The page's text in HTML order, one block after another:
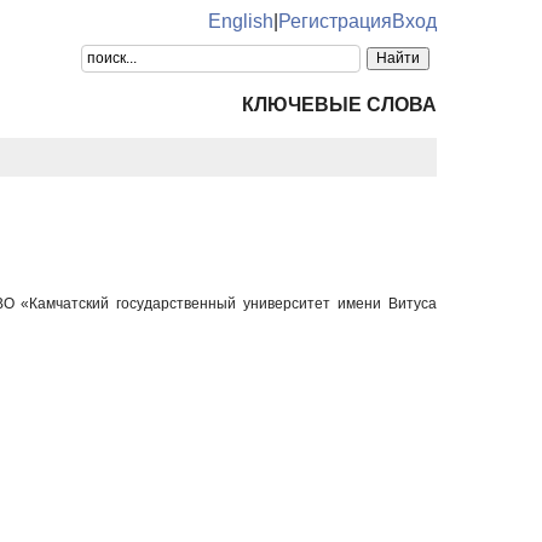
English РегистрацияВход
КЛЮЧЕВЫЕ СЛОВА
«Камчатский государственный университет имени Витуса